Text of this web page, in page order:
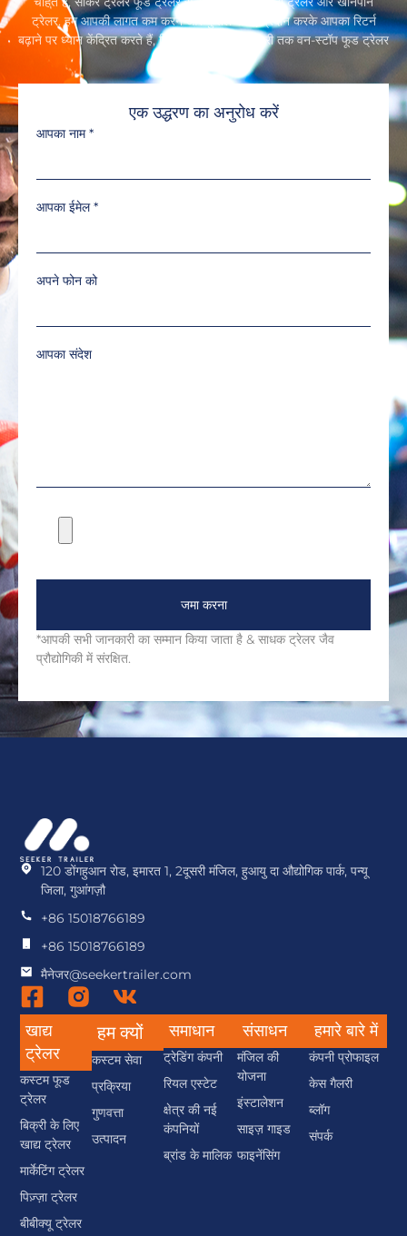
ट्रेलर. हम आपकी लागत कम करने और कुशल सेवाएं प्रदान करके आपका रिटर्न
बढ़ाने पर ध्यान केंद्रित करते हैं, डिजाइन से लेकर डिलीवरी तक वन-स्टॉप फूड ट्रेलर
एक उद्धरण का अनुरोध करें
आपका नाम *
आपका ईमेल *
अपने फोन को
आपका संदेश
जमा करना
*आपकी सभी जानकारी का सम्मान किया जाता है & साधक ट्रेलर जैव
प्रौद्योगिकी में संरक्षित.
120 डोंगहुआन रोड, इमारत 1, 2दूसरी मंजिल, हुआयु दा औद्योगिक पार्क, पन्यू
जिला, गुआंगज़ौ
+86 15018766189
+86 15018766189
मैनेजर@seekertrailer.com
खाद्य
ट्रेलर
कस्टम फूड
ट्रेलर
बिक्री के लिए
खाद्य ट्रेलर
मार्केटिंग ट्रेलर
पिज़्ज़ा ट्रेलर
बीबीक्यू ट्रेलर
हम क्यों
कस्टम सेवा
प्रक्रिया
गुणवत्ता
उत्पादन
समाधान
ट्रेडिंग कंपनी
रियल एस्टेट
क्षेत्र की नई
कंपनियों
ब्रांड के मालिक
संसाधन
मंजिल की
योजना
इंस्टालेशन
साइज़ गाइड
फाइनेंसिंग
हमारे बारे में
कंपनी प्रोफाइल
केस गैलरी
ब्लॉग
संपर्क